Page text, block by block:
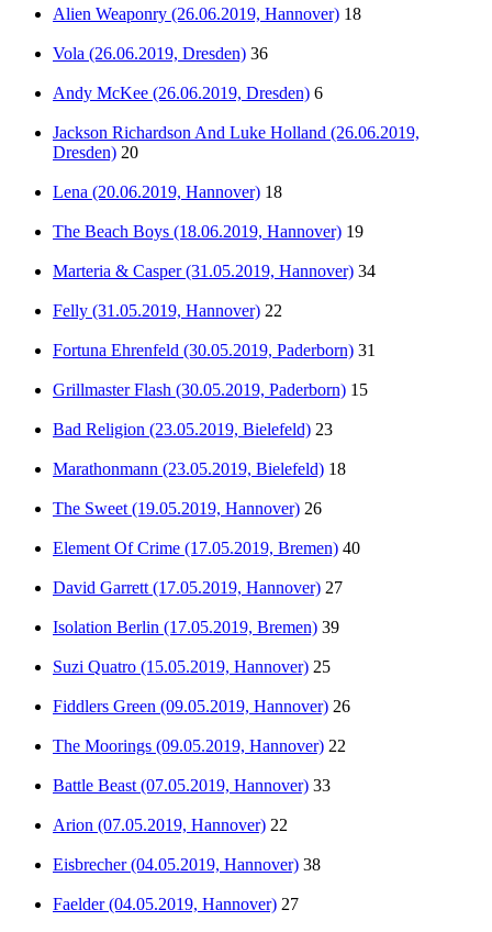
Alien Weaponry (26.06.2019, Hannover) 18
Vola (26.06.2019, Dresden) 36
Andy McKee (26.06.2019, Dresden) 6
Jackson Richardson And Luke Holland (26.06.2019,
Dresden) 20
Lena (20.06.2019, Hannover) 18
The Beach Boys (18.06.2019, Hannover) 19
Marteria & Casper (31.05.2019, Hannover) 34
Felly (31.05.2019, Hannover) 22
Fortuna Ehrenfeld (30.05.2019, Paderborn) 31
Grillmaster Flash (30.05.2019, Paderborn) 15
Bad Religion (23.05.2019, Bielefeld) 23
Marathonmann (23.05.2019, Bielefeld) 18
The Sweet (19.05.2019, Hannover) 26
Element Of Crime (17.05.2019, Bremen) 40
David Garrett (17.05.2019, Hannover) 27
Isolation Berlin (17.05.2019, Bremen) 39
Suzi Quatro (15.05.2019, Hannover) 25
Fiddlers Green (09.05.2019, Hannover) 26
The Moorings (09.05.2019, Hannover) 22
Battle Beast (07.05.2019, Hannover) 33
Arion (07.05.2019, Hannover) 22
Eisbrecher (04.05.2019, Hannover) 38
Faelder (04.05.2019, Hannover) 27